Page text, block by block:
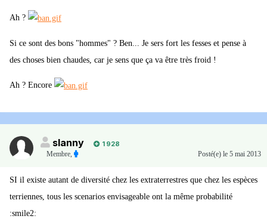
Ah ?
Si ce sont des bons "hommes" ? Ben... Je sers fort les fesses et pense à
des choses bien chaudes, car je sens que ça va être très froid !
Ah ? Encore
slanny
1 928
Membre, Posté(e) le 5 mai 2013
SI il existe autant de diversité chez les extraterrestres que chez les espèces
terriennes, tous les scenarios envisageable ont la même probabilité
:smile2: